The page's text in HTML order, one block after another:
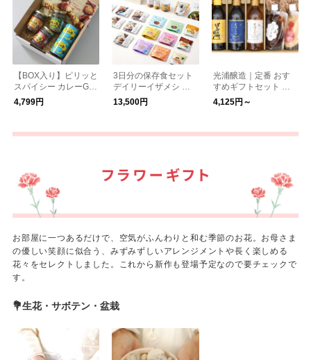
【BOX入り】ピリッと
スパイシー カレーGIF
Tセット ｜ ギフト
セット お中元
4,799円
3日分の保存食セット
デイリーイザメシ 防
災 ／IZAMESHI イザ
メシ【送料無料】
13,500円
光浦醸造｜定番 おす
すめギフトセット ＜B
OX入り＞
4,125円～
お部屋に一つあるだけで、空気がふんわりと和む季節のお花。お母さま
の優しい笑顔に似合う、みずみずしいアレンジメントや長く楽しめる
花々をセレクトしました。これから新作も登場予定なので要チェックで
す。
💐生花・サボテン・盆栽